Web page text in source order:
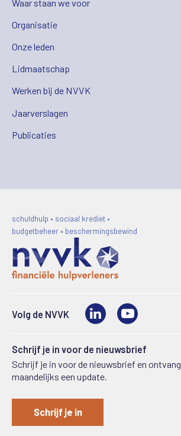
Waar staan we voor
Organisatie
Onze leden
Lidmaatschap
Werken bij de NVVK
Jaarverslagen
Publicaties
schuldhulp • sociaal krediet •
budgetbeheer • beschermingsbewind
Volg de NVVK LinkedIn
Schrijf je in voor de nieuwsbrief
Schrijf je in voor de nieuwsbrief en ontvang
maandelijks een update.
Schrijf je in